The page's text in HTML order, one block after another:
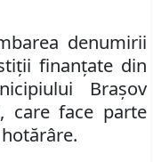
denumirii
finanţate din
Braşov
care face parte